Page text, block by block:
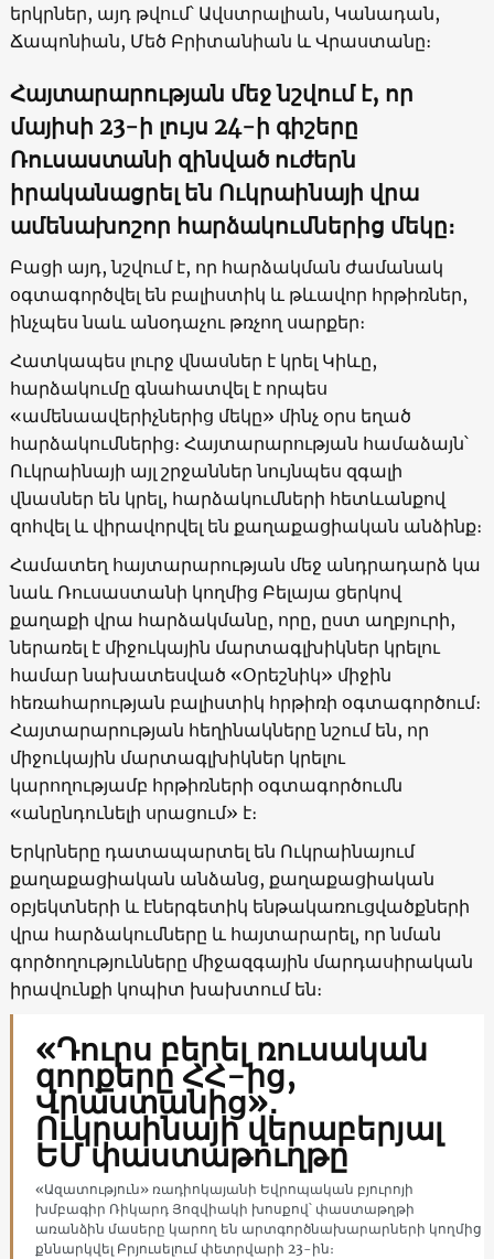
երկրներ, այդ թվում՝ Ավստրալիան, Կանադան,
Ճապոնիան, Մեծ Բրիտանիան և Վրաստանը։
Հայտարարության մեջ նշվում է, որ
մայիսի 23-ի լույս 24-ի գիշերը
Ռուսաստանի զինված ուժերն
իրականացրել են Ուկրաինայի վրա
ամենախոշոր հարձակումներից մեկը։
Բացի այդ, նշվում է, որ հարձակման ժամանակ
օգտագործվել են բալիստիկ և թևավոր հրթիռներ,
ինչպես նաև անօդաչու թռչող սարքեր։
Հատկապես լուրջ վնասներ է կրել Կիևը,
հարձակումը գնահատվել է որպես
«ամենաավերիչներից մեկը» մինչ օրս եղած
հարձակումներից։ Հայտարարության համաձայն՝
Ուկրաինայի այլ շրջաններ նույնպես զգալի
վնասներ են կրել, հարձակումների հետևանքով
զոհվել և վիրավորվել են քաղաքացիական անձինք։
Համատեղ հայտարարության մեջ անդրադարձ կա
նաև Ռուսաստանի կողմից Բելայա ցերկով
քաղաքի վրա հարձակմանը, որը, ըստ աղբյուրի,
ներառել է միջուկային մարտագլխիկներ կրելու
համար նախատեսված «Օրեշնիկ» միջին
հեռահարության բալիստիկ հրթիռի օգտագործում։
Հայտարարության հեղինակները նշում են, որ
միջուկային մարտագլխիկներ կրելու
կարողությամբ հրթիռների օգտագործումն
«անընդունելի սրացում» է։
Երկրները դատապարտել են Ուկրաինայում
քաղաքացիական անձանց, քաղաքացիական
օբյեկտների և էներգետիկ ենթակառուցվածքների
վրա հարձակումները և հայտարարել, որ նման
գործողությունները միջազգային մարդասիրական
իրավունքի կոպիտ խախտում են։
«Դուրս բերել ռուսական
զորքերը ՀՀ-ից,
Վրաստանից»․
Ուկրաինայի վերաբերյալ
ԵՄ փաստաթուղթը
«Ազատություն» ռադիոկայանի Եվրոպական բյուրոյի
խմբագիր Ռիկարդ Յոզվիակի խոսքով՝ փաստաթղթի
առանձին մասերը կարող են արտգործնախարարների կողմից
քննարկվել Բրյուսելում փետրվարի 23-ին։